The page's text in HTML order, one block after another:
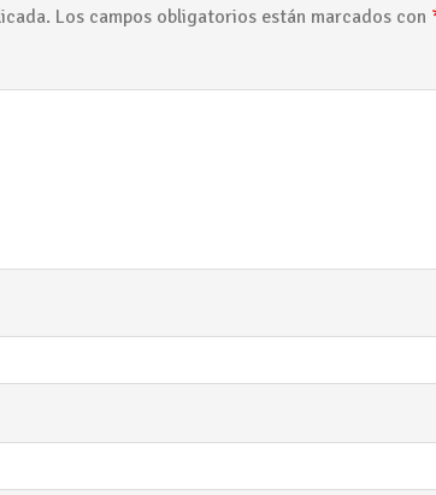
Los campos obligatorios están marcados con